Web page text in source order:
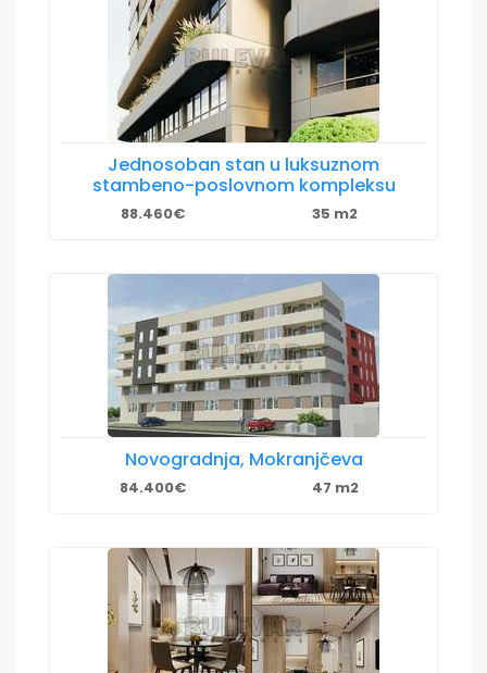
Jednosoban stan u luksuznom
stambeno-poslovnom kompleksu
88.460€ 35 m2
Novogradnja, Mokranjčeva
84.400€ 47 m2